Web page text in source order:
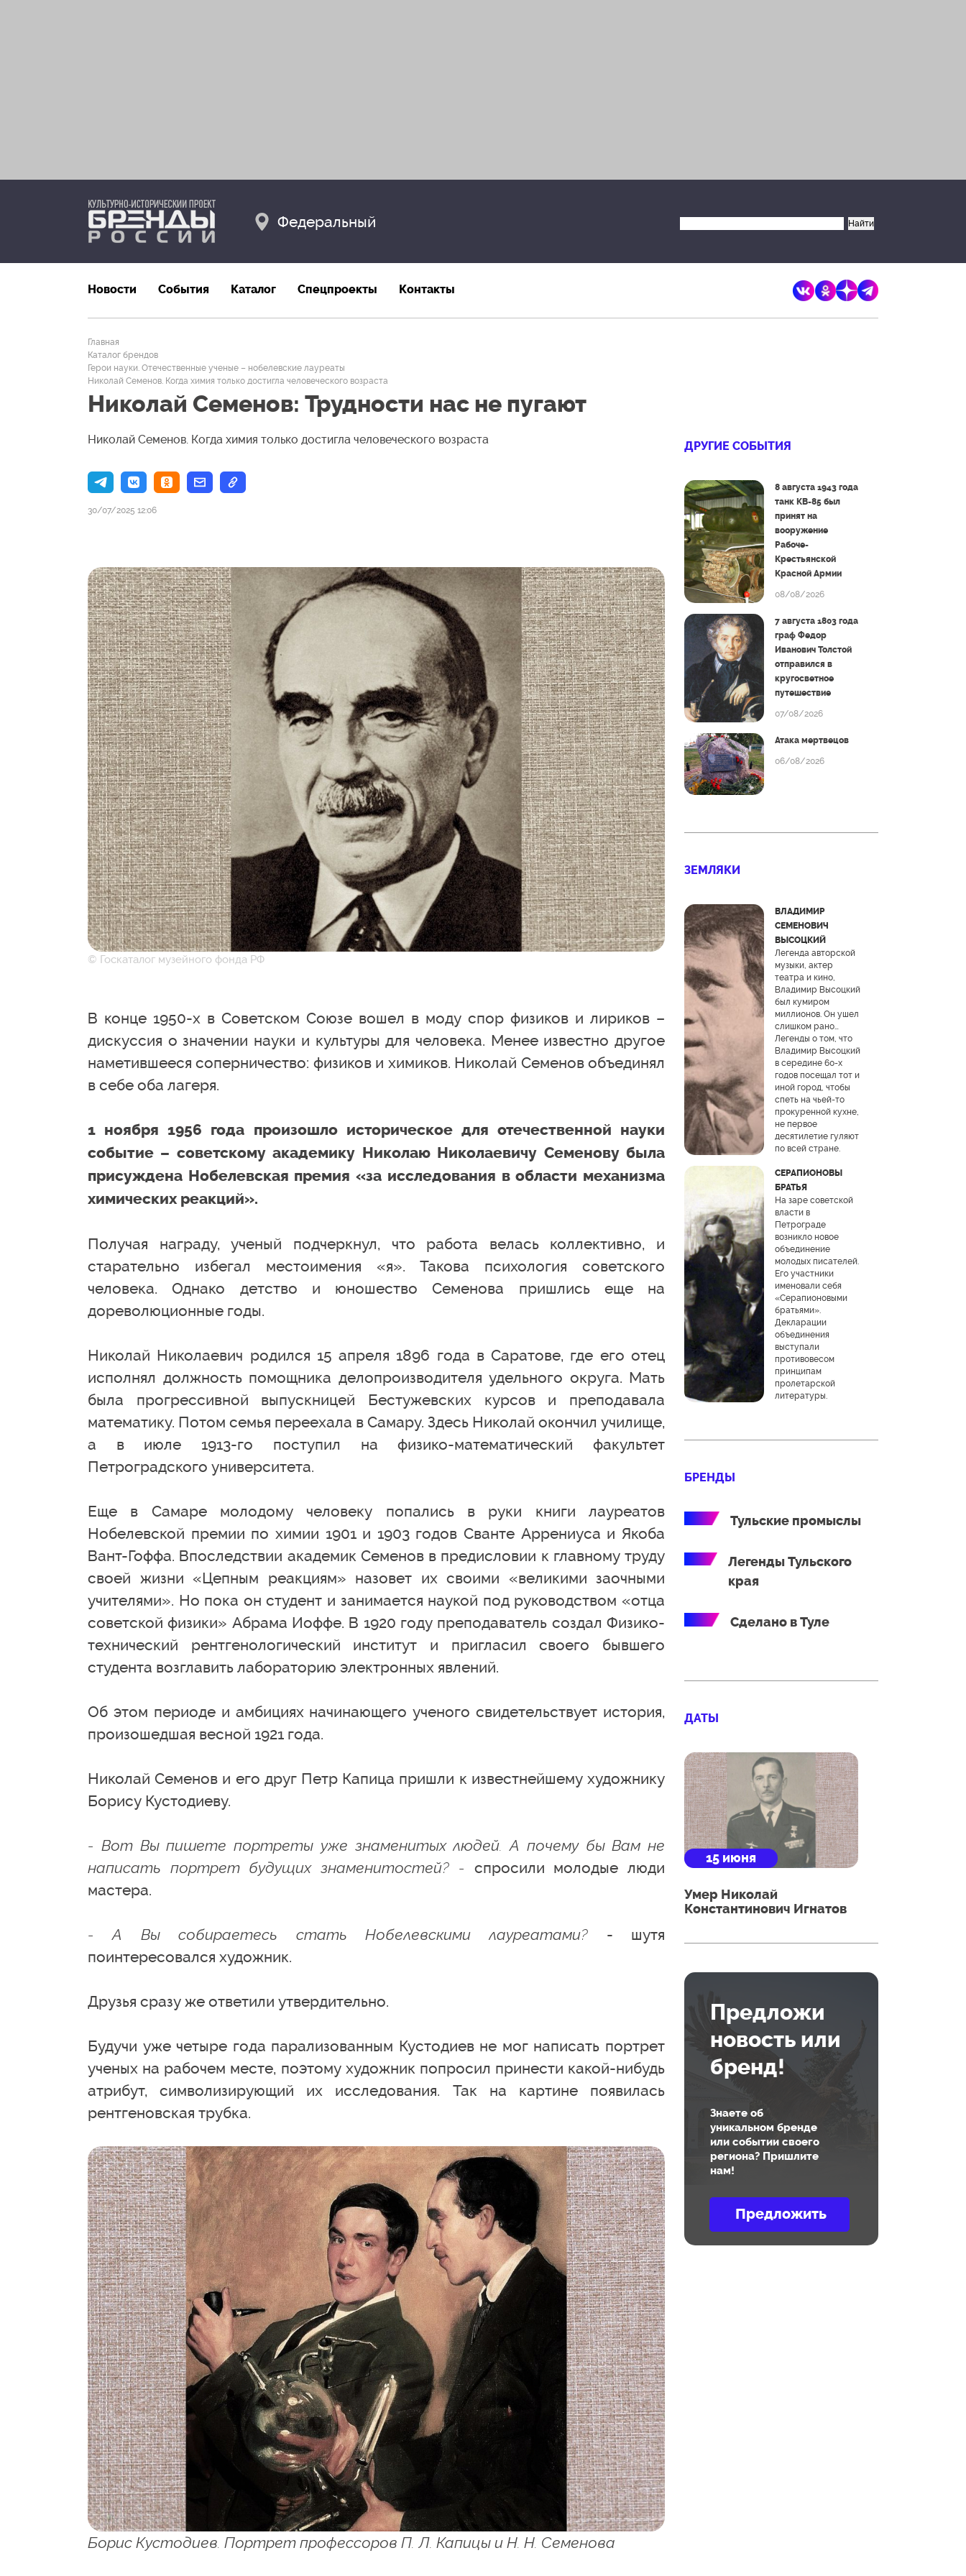
Федеральный
Новости События Каталог Спецпроекты Контакты
Главная
Каталог брендов
Герои науки. Отечественные ученые – нобелевские лауреаты
Николай Семенов. Когда химия только достигла человеческого возраста
Николай Семенов: Трудности нас не пугают
Николай Семенов. Когда химия только достигла человеческого возраста
30/07/2025 12:06
© Госкаталог музейного фонда РФ
В конце 1950-х в Советском Союзе вошел в моду спор физиков и лириков –
дискуссия о значении науки и культуры для человека. Менее известно другое
наметившееся соперничество: физиков и химиков. Николай Семенов объединял
в себе оба лагеря.
1 ноября 1956 года произошло историческое для отечественной науки
событие – советскому академику Николаю Николаевичу Семенову была
присуждена Нобелевская премия «за исследования в области механизма
химических реакций».
Получая награду, ученый подчеркнул, что работа велась коллективно, и
старательно избегал местоимения «я». Такова психология советского
человека. Однако детство и юношество Семенова пришлись еще на
дореволюционные годы.
Николай Николаевич родился 15 апреля 1896 года в Саратове, где его отец
исполнял должность помощника делопроизводителя удельного округа. Мать
была прогрессивной выпускницей Бестужевских курсов и преподавала
математику. Потом семья переехала в Самару. Здесь Николай окончил училище,
а в июле 1913-го поступил на физико-математический факультет
Петроградского университета.
Еще в Самаре молодому человеку попались в руки книги лауреатов
Нобелевской премии по химии 1901 и 1903 годов Сванте Аррениуса и Якоба
Вант-Гоффа. Впоследствии академик Семенов в предисловии к главному труду
своей жизни «Цепным реакциям» назовет их своими «великими заочными
учителями». Но пока он студент и занимается наукой под руководством «отца
советской физики» Абрама Иоффе. В 1920 году преподаватель создал Физико-
технический рентгенологический институт и пригласил своего бывшего
студента возглавить лабораторию электронных явлений.
Об этом периоде и амбициях начинающего ученого свидетельствует история,
произошедшая весной 1921 года.
Николай Семенов и его друг Петр Капица пришли к известнейшему художнику
Борису Кустодиеву.
- Вот Вы пишете портреты уже знаменитых людей. А почему бы Вам не
написать портрет будущих знаменитостей? - спросили молодые люди
мастера.
- А Вы собираетесь стать Нобелевскими лауреатами? - шутя
поинтересовался художник.
Друзья сразу же ответили утвердительно.
Будучи уже четыре года парализованным Кустодиев не мог написать портрет
ученых на рабочем месте, поэтому художник попросил принести какой-нибудь
атрибут, символизирующий их исследования. Так на картине появилась
рентгеновская трубка.
Борис Кустодиев. Портрет профессоров П. Л. Капицы и Н. Н. Семенова
ДРУГИЕ СОБЫТИЯ
8 августа 1943 года
танк КВ-85 был
принят на
вооружение
Рабоче-
Крестьянской
Красной Армии
08/08/2026
7 августа 1803 года
граф Федор
Иванович Толстой
отправился в
кругосветное
путешествие
07/08/2026
Атака мертвецов
06/08/2026
ЗЕМЛЯКИ
ВЛАДИМИР
СЕМЕНОВИЧ
ВЫСОЦКИЙ
Легенда авторской
музыки, актер
театра и кино,
Владимир Высоцкий
был кумиром
миллионов. Он ушел
слишком рано…
Легенды о том, что
Владимир Высоцкий
в середине 60-х
годов посещал тот и
иной город, чтобы
спеть на чьей-то
прокуренной кухне,
не первое
десятилетие гуляют
по всей стране.
СЕРАПИОНОВЫ
БРАТЬЯ
На заре советской
власти в
Петрограде
возникло новое
объединение
молодых писателей.
Его участники
именовали себя
«Серапионовыми
братьями».
Декларации
объединения
выступали
противовесом
принципам
пролетарской
литературы.
БРЕНДЫ
Тульские промыслы
Легенды Тульского
края
Сделано в Туле
ДАТЫ
15 июня
Умер Николай
Константинович Игнатов
Предложи
новость или
бренд!
Знаете об
уникальном бренде
или событии своего
региона? Пришлите
нам!